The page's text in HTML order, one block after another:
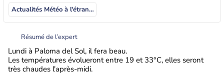
Actualités Météo à l'étranger
Résumé de l’expert
Lundi à Paloma del Sol, il fera beau.
Les températures évolueront entre 19 et 33°C, elles seront
très chaudes l'après-midi.